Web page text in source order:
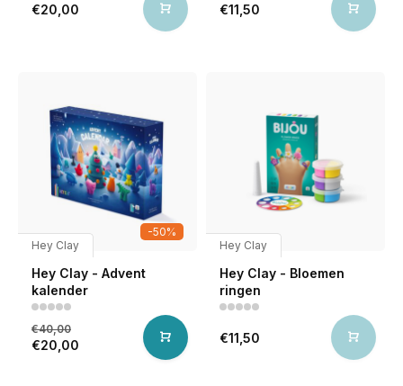
€20,00 €11,50
-50%
Hey Clay
Hey Clay - Advent
kalender
€40,00
€20,00
Hey Clay
Hey Clay - Bloemen
ringen
€11,50